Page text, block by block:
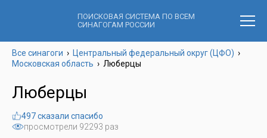
ПОИСКОВАЯ СИСТЕМА ПО ВСЕМ
СИНАГОГАМ РОССИИ
Все синагоги › Центральный федеральный округ (ЦФО) ›
Московская область › Люберцы
Люберцы
просмотрели 92293 раз
497 сказали спасибо